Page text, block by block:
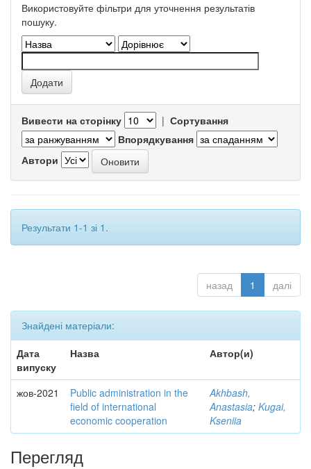
Використовуйте фільтри для уточнення результатів
пошуку.
Вивести на сторінку | Сортування
Впорядкування
Автори
Результати 1-1 зі 1.
назад 1 далі
Знайдені матеріали:
Дата
випуску
Назва Автор(и)
жов-2021
Public administration in the
field of international
economic cooperation
Akhbash,
Anastasia; Kugai,
Kseniia
Перегляд